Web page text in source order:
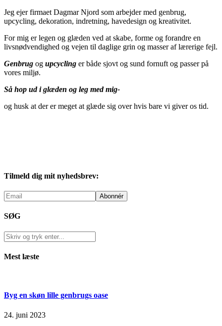
Jeg ejer firmaet Dagmar Njord som arbejder med genbrug,
upcycling, dekoration, indretning, havedesign og kreativitet.
For mig er legen og glæden ved at skabe, forme og forandre en
livsnødvendighed og vejen til daglige grin og masser af lærerige fejl.
Genbrug og upcycling er både sjovt og sund fornuft og passer på
vores miljø.
Så hop ud i glæden og leg med mig-
og husk at der er meget at glæde sig over hvis bare vi giver os tid.
Tilmeld dig mit nyhedsbrev:
SØG
Mest læste
Byg en skøn lille genbrugs oase
24. juni 2023